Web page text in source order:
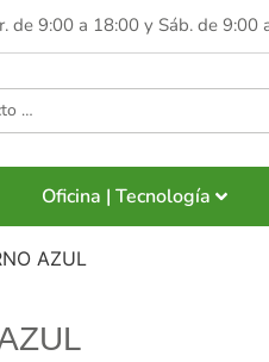
de 9:00 a 18:00 y Sáb. de 9:00
Oficina | Tecnología
AZUL